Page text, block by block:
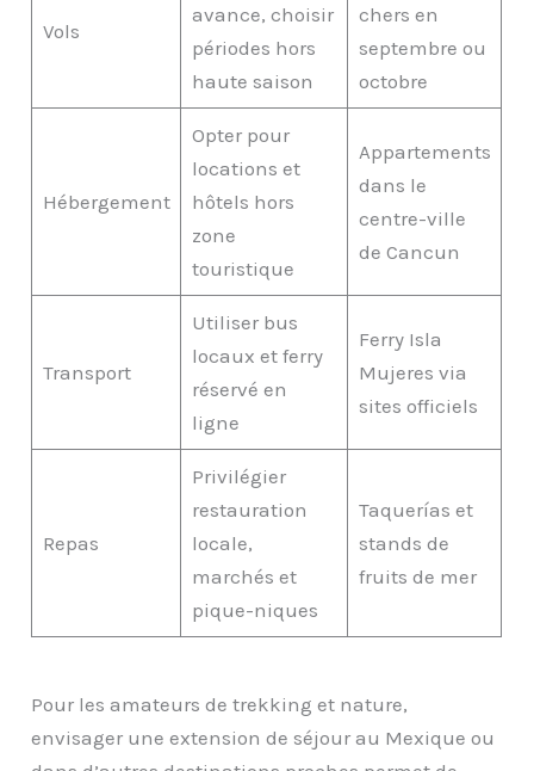
Vols
avance, choisir
périodes hors
haute saison
chers en
septembre ou
octobre
Hébergement
Opter pour
locations et
hôtels hors
zone
touristique
Appartements
dans le
centre-ville
de Cancun
Transport
Utiliser bus
locaux et ferry
réservé en
ligne
Ferry Isla
Mujeres via
sites officiels
Repas
Privilégier
restauration
locale,
marchés et
pique-niques
Taquerías et
stands de
fruits de mer
Pour les amateurs de trekking et nature,
envisager une extension de séjour au Mexique ou